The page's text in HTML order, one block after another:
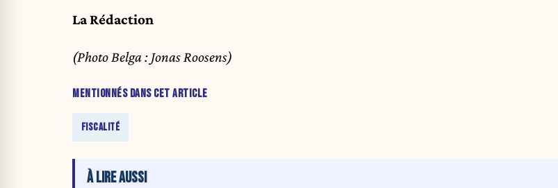
La Rédaction
(Photo Belga : Jonas Roosens)
MENTIONNÉS DANS CET ARTICLE
FISCALITÉ
À LIRE AUSSI